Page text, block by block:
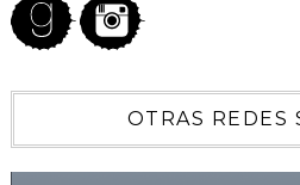
OTRAS REDES